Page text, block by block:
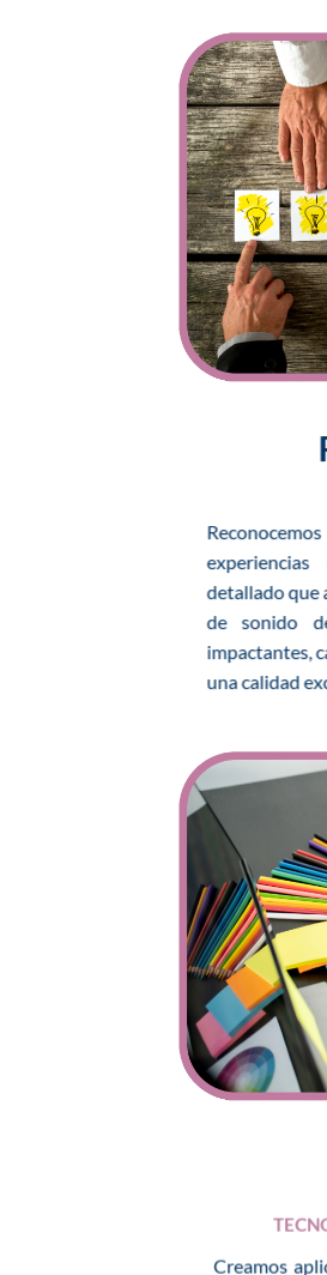
detallado que
de sonido
impactantes,
una calidad
Creamos